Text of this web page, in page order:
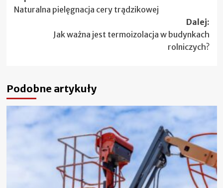
wpisy
Naturalna pielęgnacja cery trądzikowej
Dalej:
Jak ważna jest termoizolacja w budynkach
rolniczych?
Podobne artykuły